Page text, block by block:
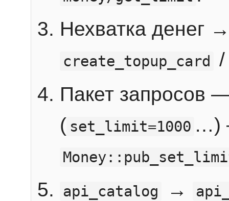
Нехватка денег
create_topup_card
Пакет запросов
( set_limit=1000 …)
api_catalog
→